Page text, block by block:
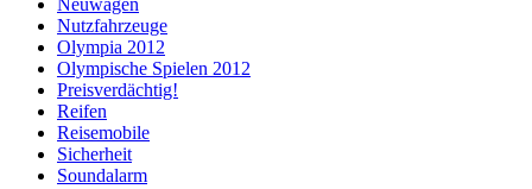
Neuwagen
Nutzfahrzeuge
Olympia 2012
Olympische Spielen 2012
Preisverdächtig!
Reifen
Reisemobile
Sicherheit
Soundalarm